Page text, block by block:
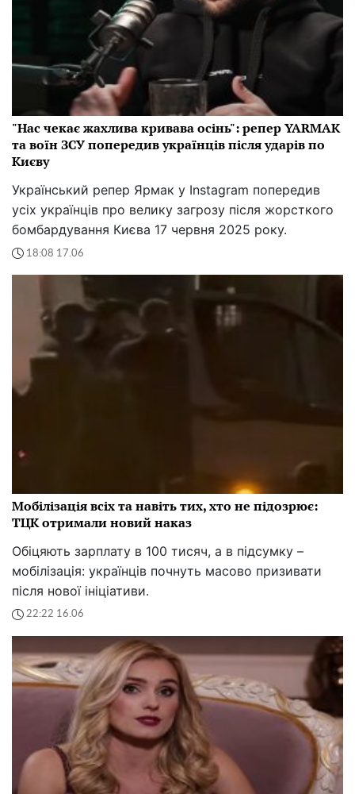
"Нас чекає жахлива кривава осінь": репер YARMAK
та воїн ЗСУ попередив українців після ударів по
Києву
Український репер Ярмак у Instagram попередив
усіх українців про велику загрозу після жорсткого
бомбардування Києва 17 червня 2025 року.
18:08 17.06
Мобілізація всіх та навіть тих, хто не підозрює:
ТЦК отримали новий наказ
Обіцяють зарплату в 100 тисяч, а в підсумку –
мобілізація: українців почнуть масово призивати
після нової ініціативи.
22:22 16.06